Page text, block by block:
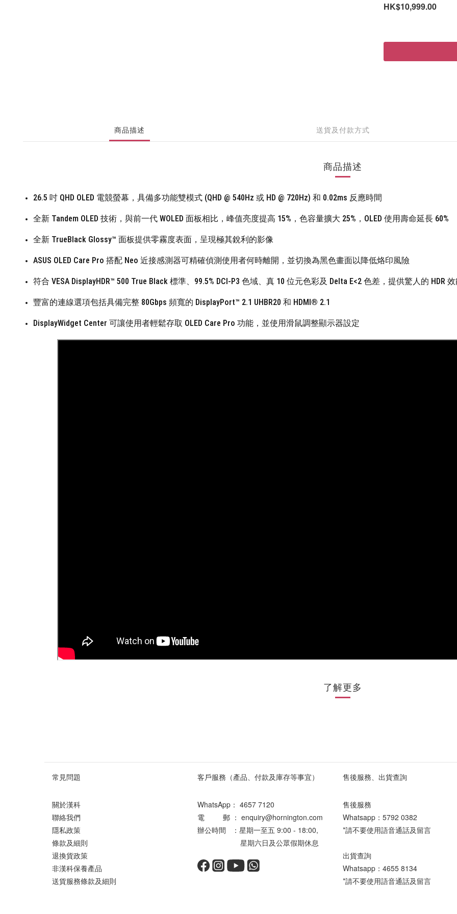
HK$10,999.00
商品描述 送貨及付款方式
商品描述
26.5 吋 QHD OLED 電競螢幕，具備多功能雙模式 (QHD @ 540Hz 或 HD @ 720Hz) 和 0.02ms 反應時間
全新 Tandem OLED 技術，與前一代 WOLED 面板相比，峰值亮度提高 15%，色容量擴大 25%，OLED 使用壽命延長 60%
全新 TrueBlack Glossy™ 面板提供零霧度表面，呈現極其銳利的影像
ASUS OLED Care Pro 搭配 Neo 近接感測器可精確偵測使用者何時離開，並切換為黑色畫面以降低烙印風險
符合 VESA DisplayHDR™ 500 True Black 標準、99.5% DCI-P3 色域、真 10 位元色彩及 Delta E<2 色差，提供驚人的 HDR
豐富的連線選項包括具備完整 80Gbps 頻寬的 DisplayPort™ 2.1 UHBR20 和 HDMI® 2.1
DisplayWidget Center 可讓使用者輕鬆存取 OLED Care Pro 功能，並使用滑鼠調整顯示器設定
了解更多
常見問題
關於漢科
聯絡我們
隱私政策
條款及細則
退換貨政策
非漢科保養產品
送貨服務條款及細則
客戶服務（產品、付款及庫存等事宜）
WhatsApp： 4657 7120
電 郵 ： enquiry@hornington.com
辦公時間 ：星期一至五 9:00 - 18:00,
星期六日及公眾假期休息
售後服務、出貨查詢
售後服務
Whatsapp： 5792 0382
*請不要使用語音通話及留言
出貨查詢
Whatsapp： 4655 8134
*請不要使用語音通話及留言